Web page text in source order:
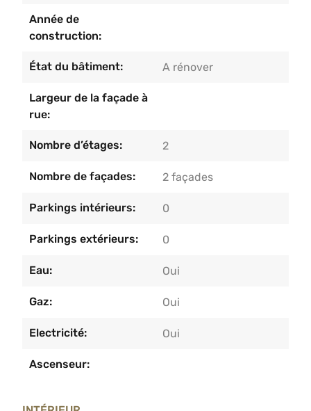
Année de
construction:
État du bâtiment: A rénover
Largeur de la façade à
rue:
Nombre d’étages: 2
Nombre de façades: 2 façades
Parkings intérieurs: 0
Parkings extérieurs: 0
Eau: Oui
Gaz: Oui
Electricité: Oui
Ascenseur: